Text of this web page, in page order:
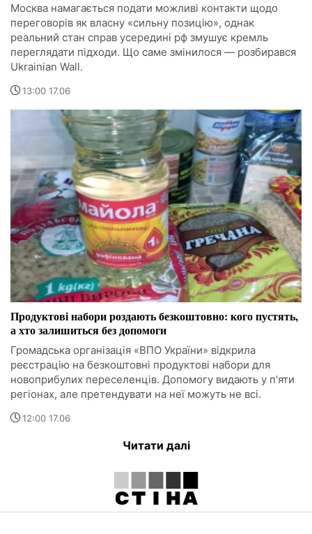
Москва намагається подати можливі контакти щодо
переговорів як власну «сильну позицію», однак
реальний стан справ усередині рф змушує кремль
переглядати підходи. Що саме змінилося — розбирався
Ukrainian Wall.
13:00 17.06
Продуктові набори роздають безкоштовно: кого пустять,
а хто залишиться без допомоги
Громадська організація «ВПО України» відкрила
реєстрацію на безкоштовні продуктові набори для
новоприбулих переселенців. Допомогу видають у п'яти
регіонах, але претендувати на неї можуть не всі.
12:00 17.06
Читати далі